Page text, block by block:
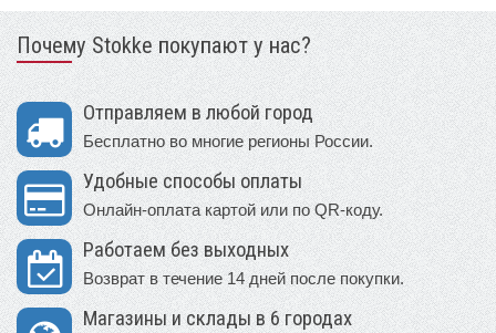
Почему Stokke покупают у нас?
Отправляем в любой город
Бесплатно во многие регионы России.
Удобные способы оплаты
Онлайн-оплата картой или по QR-коду.
Работаем без выходных
Возврат в течение 14 дней после покупки.
Магазины и склады в 6 городах